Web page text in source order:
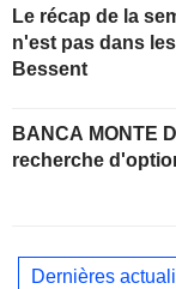
Le récap de la
n'est pas dans
Bessent
BANCA MONTE
recherche
Dernières